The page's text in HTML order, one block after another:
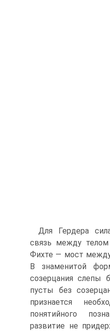
Для Гердера
связь между
Фихте — мост
В знаменитой
созерцания слепы
пусты без
признается
понятийного
развитие не